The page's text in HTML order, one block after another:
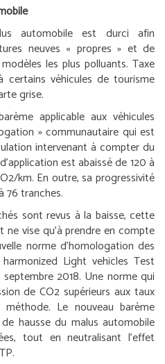
automobile est durci afin
neuves « propres » et de
les plus polluants. Taxe
certains véhicules de tourisme
grise.
applicable aux véhicules
» communautaire qui est
intervenant à compter du
est abaissé de 120 à
km. En outre, sa progressivité
76 tranches.
sont revus à la baisse, cette
ne vise qu’à prendre en compte
norme d’homologation des
Light vehicles Test
2018. Une norme qui
de CO2 supérieurs aux taux
méthode. Le nouveau barème
hausse du malus automobile
tout en neutralisant l’effet